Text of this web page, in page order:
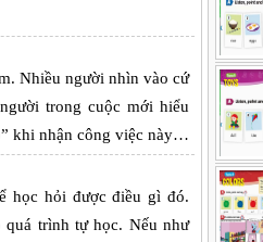
Nhiều người nhìn vào cứ
trong cuộc mới hiểu
khi nhận công việc này…
học hỏi được điều gì đó.
trình tự học. Nếu như